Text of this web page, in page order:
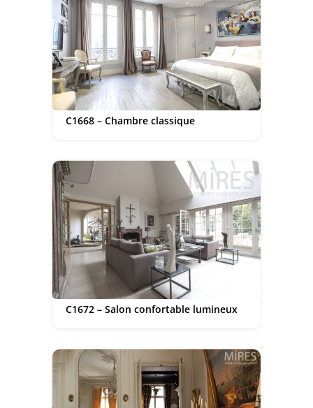
C1668 – Chambre classique
C1672 – Salon confortable lumineux